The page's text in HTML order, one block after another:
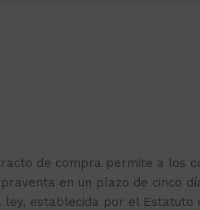
de compra permite a los
en un plazo de cinco
ley, establecida por el Estatuto